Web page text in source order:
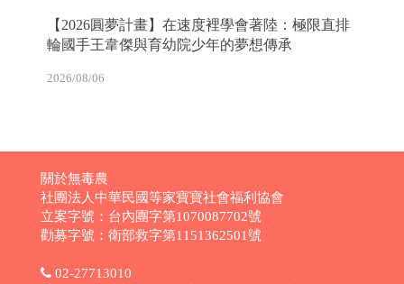
【2026圓夢計畫】在速度裡學會著陸：極限直排
輪國手王韋傑與育幼院少年的夢想傳承
2026/08/06
關於無毒農
社團法人中華民國等家寶寶社會福利協會
立案字號：台內團字第1070087702號
勸募字號：衛部救字第1151362501號
02-27713010